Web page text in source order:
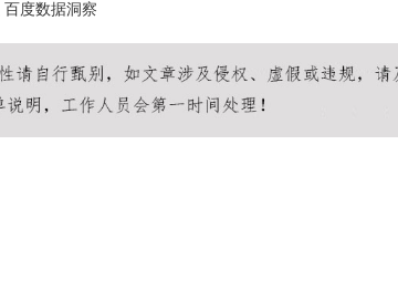
百度数据洞察